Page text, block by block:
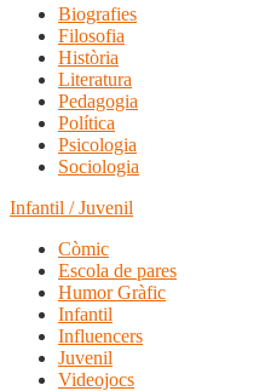
Biografies
Filosofia
Història
Literatura
Pedagogia
Política
Psicologia
Sociologia
Infantil / Juvenil
Còmic
Escola de pares
Humor Gràfic
Infantil
Influencers
Juvenil
Videojocs